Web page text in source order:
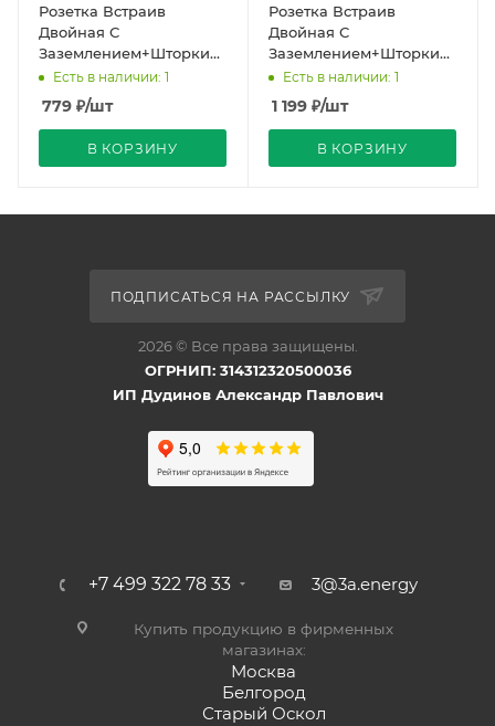
Розетка Встраив
Двойная С
Заземлением+Шторки+Крышка
Белый IP20 16А 250В
ATLASDESIGN Schneider
Electr
Есть в наличии: 1
779 ₽/шт
В КОРЗИНУ
Розетка Встраив
Двойная С
Заземлением+Шторки
Алюминий IP20 16А
250В ATLASDESIGN
Schneider Electric
Есть в наличии: 1
1 199 ₽/шт
В КОРЗИНУ
ПОДПИСАТЬСЯ НА РАССЫЛКУ
2026 © Все права защищены.
ОГРНИП: 314312320500036
ИП Дудинов Александр Павлович
+7 499 322 78 33 3@3a.energy
Купить продукцию в фирменных
магазинах:
Москва
Белгород
Старый Оскол